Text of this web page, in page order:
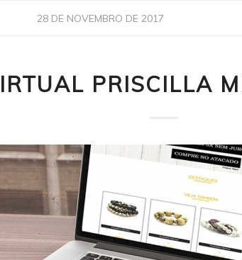
28 DE NOVEMBRO DE 2017
PRISCILLA